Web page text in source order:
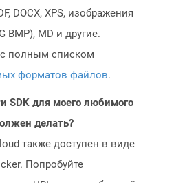
DOCX, XPS, изображения
BMP), MD и другие.
полным списком
форматов файлов.
SDK для моего любимого
делать?
также доступен в виде
Попробуйте